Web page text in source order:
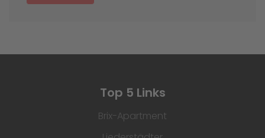
Top 5 Links
Brix-Apartment